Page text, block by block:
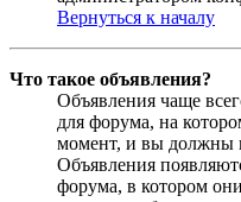
Вернуться к началу
Что такое объявления?
Объявления чаще
для форума, на
момент, и вы должны
Объявления
форума, в котором